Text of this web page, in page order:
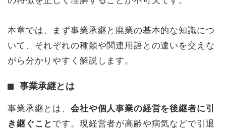
本章では、まず事業承継と廃業の基本的な知識につ
いて、それぞれの種類や関連用語との違いを交えな
がら分かりやすく解説します。
事業承継とは
事業承継とは、 会社や個人事業の経営を後継者に引
き継ぐこと です。現経営者が高齢や病気などで引退